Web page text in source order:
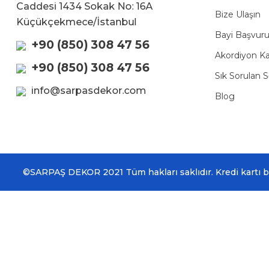
Caddesi 1434 Sokak No: 16A
Küçükçekmece/İstanbul
+90 (850) 308 47 56
+90 (850) 308 47 56
info@sarpasdekor.com
Bize Ulaşın
Bayi
Akordiyon
Sık Sorulan
Blog
©SARPAŞ DEKOR 2021 Tüm hakları saklıdır. Kredi